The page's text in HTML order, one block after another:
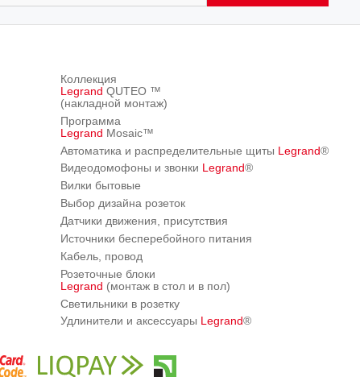
Коллекция
Legrand QUTEO ™
(накладной монтаж)
Программа
Legrand Mosaic™
Автоматика и распределительные щиты Legrand®
Видеодомофоны и звонки Legrand®
Вилки бытовые
Выбор дизайна розеток
Датчики движения, присутствия
Источники бесперебойного питания
Кабель, провод
Розеточные блоки
Legrand (монтаж в стол и в пол)
Светильники в розетку
Удлинители и аксессуары Legrand®